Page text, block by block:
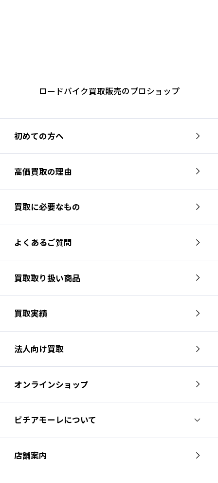
ロードバイク買取販売のプロショップ
初めての方へ
高価買取の理由
買取に必要なもの
よくあるご質問
買取取り扱い商品
買取実績
法人向け買取
オンラインショップ
ビチアモーレについて
ビチアモーレについて
スタッフ紹介
会社概要
店舗案内
芦屋店
南麻布店